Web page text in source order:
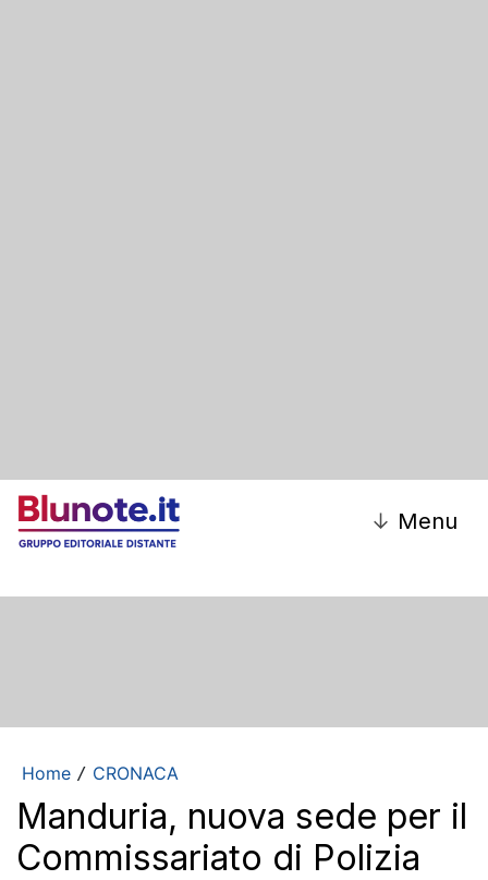
↓ Menu
Home / CRONACA
Manduria, nuova sede per il
Commissariato di Polizia